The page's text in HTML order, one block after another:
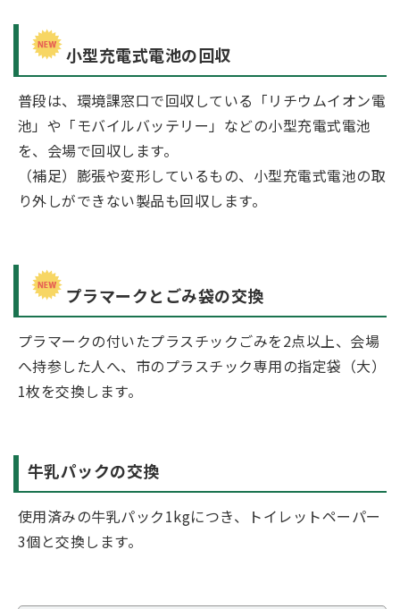
小型充電式電池の回収
普段は、環境課窓口で回収している「リチウムイオン電
池」や「モバイルバッテリー」などの小型充電式電池
を、会場で回収します。
（補足）膨張や変形しているもの、小型充電式電池の取
り外しができない製品も回収します。
プラマークとごみ袋の交換
プラマークの付いたプラスチックごみを2点以上、会場
へ持参した人へ、市のプラスチック専用の指定袋（大）
1枚を交換します。
牛乳パックの交換
使用済みの牛乳パック1kgにつき、トイレットペーパー
3個と交換します。